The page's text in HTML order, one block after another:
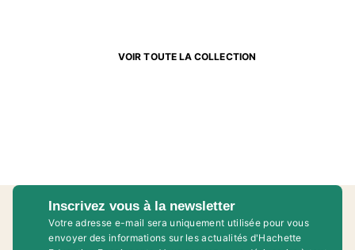
VOIR TOUTE LA COLLECTION
Inscrivez vous à la newsletter
Votre adresse e-mail sera uniquement utilisée pour vous
envoyer des informations sur les actualités d'Hachette